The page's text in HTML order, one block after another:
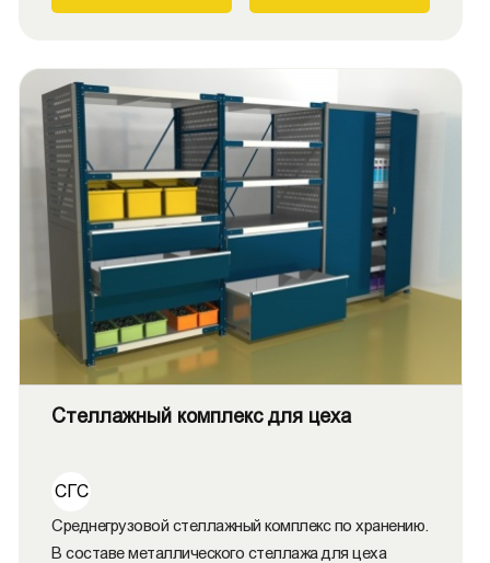
Стеллажный комплекс для цеха
СГС
Среднегрузовой стеллажный комплекс по хранению.
В составе металлического стеллажа для цеха